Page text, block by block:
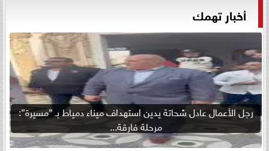
أخبار تهمك
رجل الأعمال عادل شحاتة يدين استهداف ميناء دمياط بـ ”مسيرة”:
مرحلة فارقة...